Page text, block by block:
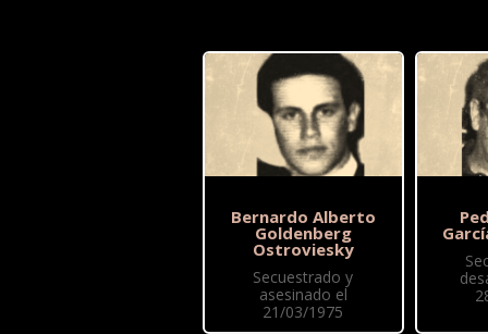
Bernardo Alberto
Goldenberg
Ostroviesky
Secuestrado y
asesinado el
21/03/1975